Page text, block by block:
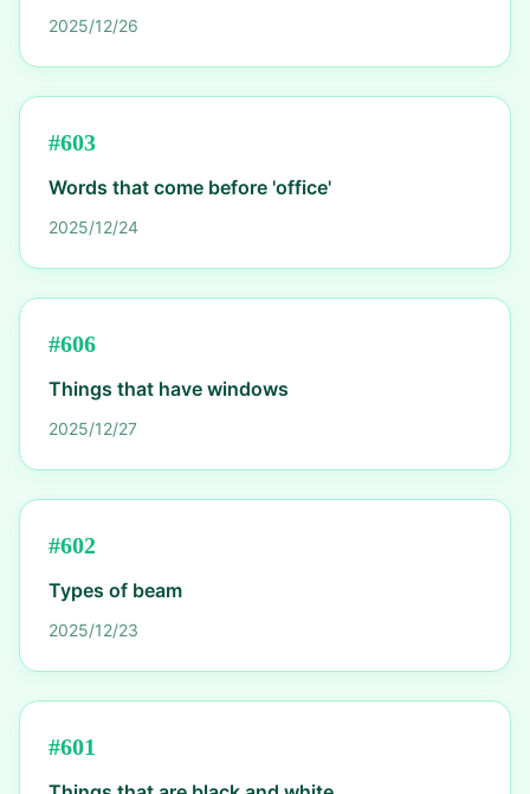
2025/12/26
#603
Words that come before 'office'
2025/12/24
#606
Things that have windows
2025/12/27
#602
Types of beam
2025/12/23
#601